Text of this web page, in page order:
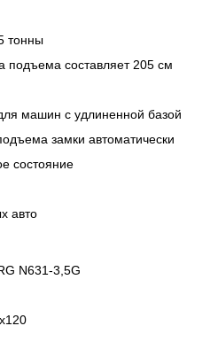
тонны
подъема составляет 205 см
машин с удлиненной базой
замки автоматически
состояние
авто
N631-3,5G